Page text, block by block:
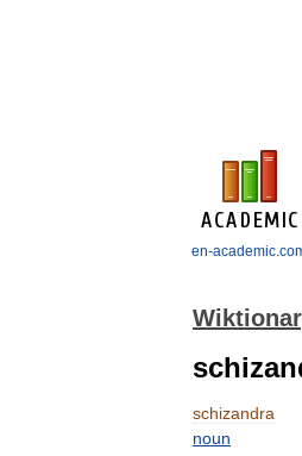
en-
schizandra
noun